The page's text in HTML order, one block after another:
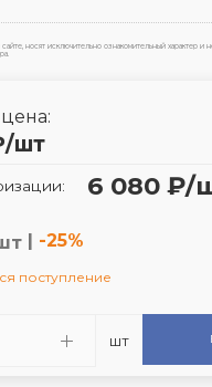
носят исключительно ознакомительный характер и
/шт
6 080 ₽/
| -25%
поступление
шт